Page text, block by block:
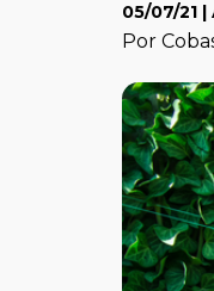
05/07/21 |
Por